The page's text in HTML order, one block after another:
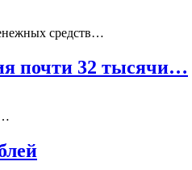
средств…
почти 32 тысячи…